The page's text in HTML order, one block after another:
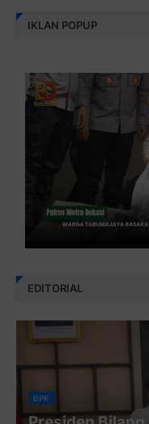
IKLAN POPUP
EDITORIAL
BPK